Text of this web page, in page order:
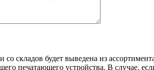
со складов будет выведена из
печатающего устройства. В